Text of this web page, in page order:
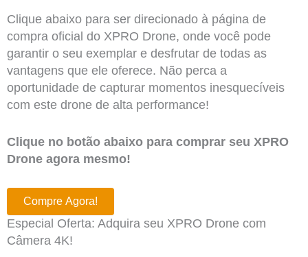
Clique abaixo para ser direcionado à página de
compra oficial do XPRO Drone, onde você pode
garantir o seu exemplar e desfrutar de todas as
vantagens que ele oferece. Não perca a
oportunidade de capturar momentos inesquecíveis
com este drone de alta performance!
Clique no botão abaixo para comprar seu XPRO
Drone agora mesmo!
Compre Agora!
Especial Oferta: Adquira seu XPRO Drone com
Câmera 4K!